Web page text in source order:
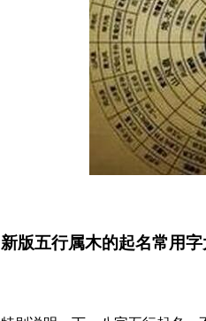
新版五行属木的起名常用